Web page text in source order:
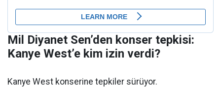
Mil Diyanet Sen’den konser tepkisi:
Kanye West’e kim izin verdi?
Kanye West konserine tepkiler sürüyor.